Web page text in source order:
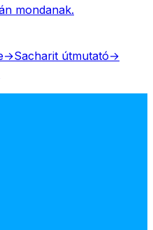
mondanak.
→Sacharit útmutató→